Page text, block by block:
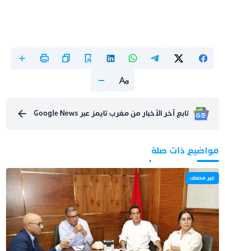
تابع آخر الأخبار من مغرب تايمز عبر Google News
مواضيع ذات صلة
غير مصنف